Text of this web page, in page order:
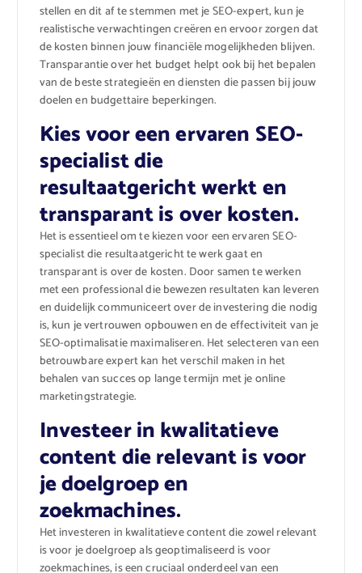
stellen en dit af te stemmen met je SEO-expert, kun je
realistische verwachtingen creëren en ervoor zorgen dat
de kosten binnen jouw financiële mogelijkheden blijven.
Transparantie over het budget helpt ook bij het bepalen
van de beste strategieën en diensten die passen bij jouw
doelen en budgettaire beperkingen.
Kies voor een ervaren SEO-
specialist die
resultaatgericht werkt en
transparant is over kosten.
Het is essentieel om te kiezen voor een ervaren SEO-
specialist die resultaatgericht te werk gaat en
transparant is over de kosten. Door samen te werken
met een professional die bewezen resultaten kan leveren
en duidelijk communiceert over de investering die nodig
is, kun je vertrouwen opbouwen en de effectiviteit van je
SEO-optimalisatie maximaliseren. Het selecteren van een
betrouwbare expert kan het verschil maken in het
behalen van succes op lange termijn met je online
marketingstrategie.
Investeer in kwalitatieve
content die relevant is voor
je doelgroep en
zoekmachines.
Het investeren in kwalitatieve content die zowel relevant
is voor je doelgroep als geoptimaliseerd is voor
zoekmachines, is een cruciaal onderdeel van een